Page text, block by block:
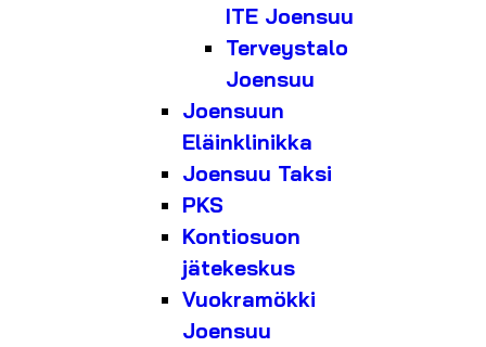
ITE Joensuu
Terveystalo
Joensuu
Joensuun
Eläinklinikka
Joensuu Taksi
PKS
Kontiosuon
jätekeskus
Vuokramökki
Joensuu